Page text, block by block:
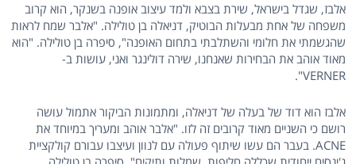
אלבז, שגדל בישראל, שירת בצבא ולמד עיצוב אופנה בשנקר, הוא קרוב
משפחה של אחת מבעלות הבוטיק, דניאלה בן טולילה. "אלבר שמח לראות
שהגשמתי את חלומי והשתלבתי בתחום האופנה", סיפרה בן טולילה. "הוא
מאוד אוהב את הבחירות שאנחנו, שירה דולינגר ואני, עושות ב-
VERNER".
אלבז הוא דוד של בעלה של דניאלה, ומתמונות הביקור אתמול עושה
רושם כי השניים מאוד קרובים זה לזו. "אלבר אוהב ומעריך במיוחד את
ACNE. בעבר הם עשו שיתוף פעולה עם לנוון ועיצבו עבורם קולקציית